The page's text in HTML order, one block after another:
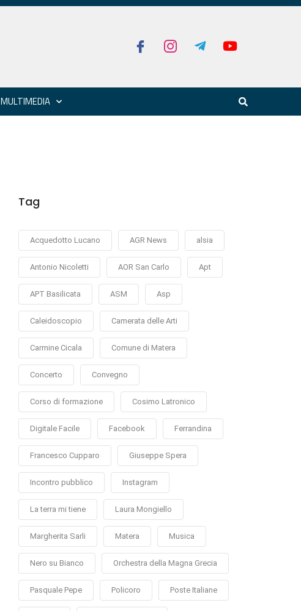
MULTIMEDIA
Tag
Acquedotto Lucano AGR News alsia
Antonio Nicoletti AOR San Carlo Apt
APT Basilicata ASM Asp
Caleidoscopio Camerata delle Arti
Carmine Cicala Comune di Matera
Concerto Convegno
Corso di formazione Cosimo Latronico
Digitale Facile Facebook Ferrandina
Francesco Cupparo Giuseppe Spera
Incontro pubblico Instagram
La terra mi tiene Laura Mongiello
Margherita Sarli Matera Musica
Nero su Bianco Orchestra della Magna Grecia
Pasquale Pepe Policoro Poste Italiane